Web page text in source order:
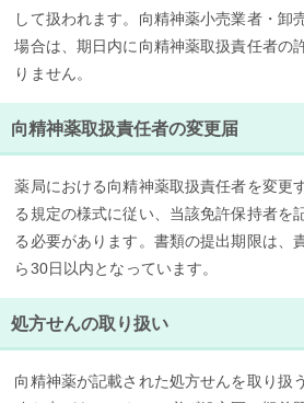
して扱われます。向精神薬小売業者・卸
場合は、期日内に向精神薬取扱責任者の
りません。
向精神薬取扱責任者の変更届
薬局における向精神薬取扱責任者を変更
る規定の様式に従い、当該免許保持者を
る必要があります。書類の提出期限は、
ら30日以内となっています。
処方せんの取り扱い
向精神薬が記載された処方せんを取り扱